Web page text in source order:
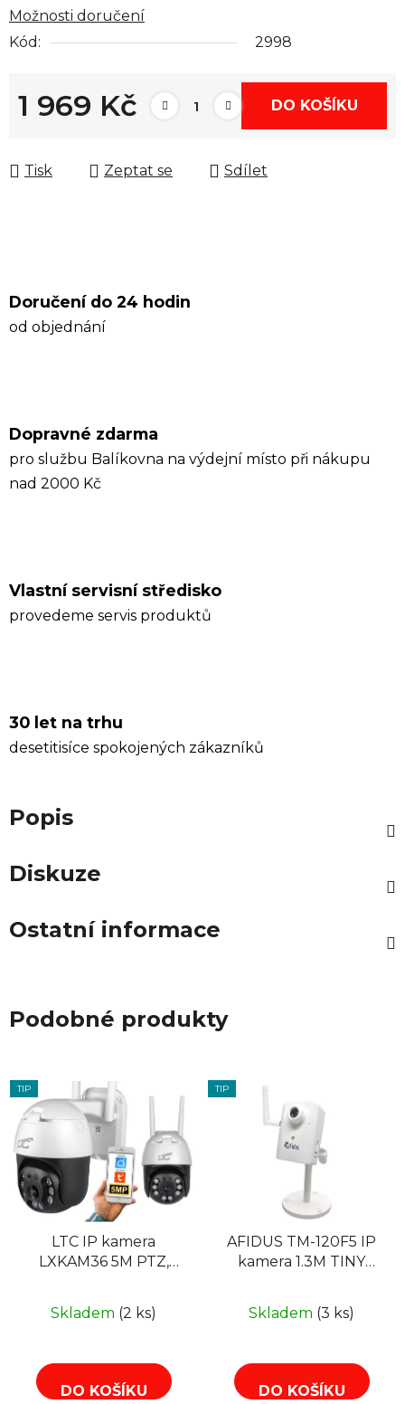
Možnosti doručení
Kód:
2998
1 969 Kč DO KOŠÍKU
Tisk Zeptat se Sdílet
Doručení do 24 hodin
od objednání
Dopravné zdarma
pro službu Balíkovna na výdejní místo při nákupu
nad 2000 Kč
Vlastní servisní středisko
provedeme servis produktů
30 let na trhu
desetitisíce spokojených zákazníků
Popis
Diskuze
Ostatní informace
Podobné produkty
TIP
LTC IP kamera
LXKAM36 5M PTZ,
Skladem (2 ks)
DO KOŠÍKU
TIP
AFIDUS TM-120F5 IP
kamera 1.3M TINY
Skladem (3 ks)
DO KOŠÍKU